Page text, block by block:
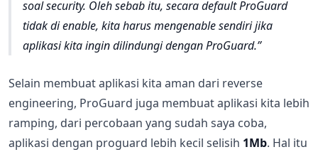
soal security. Oleh sebab itu, secara default ProGuard
tidak di enable, kita harus mengenable sendiri jika
aplikasi kita ingin dilindungi dengan ProGuard.
Selain membuat aplikasi kita aman dari reverse
engineering, ProGuard juga membuat aplikasi kita lebih
ramping, dari percobaan yang sudah saya coba,
aplikasi dengan proguard lebih kecil selisih 1Mb. Hal itu